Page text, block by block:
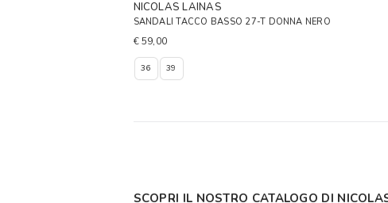
NICOLAS LAINAS
SANDALI TACCO BASSO 27-T DONNA NERO
€ 59,00
36 39
SCOPRI IL NOSTRO CATALOGO DI